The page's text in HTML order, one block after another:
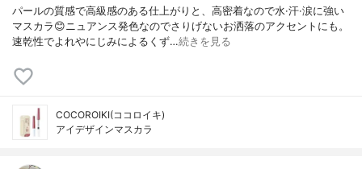
パールの質感で高級感のある仕上がりと、高密着なので水·汗·涙に強い
マスカラ😊ニュアンス発色なのでさりげないお洒落のアクセントにも。
速乾性でよれやにじみによるくず…続きを見る
COCOROIKI(ココロイキ)
アイデザインマスカラ